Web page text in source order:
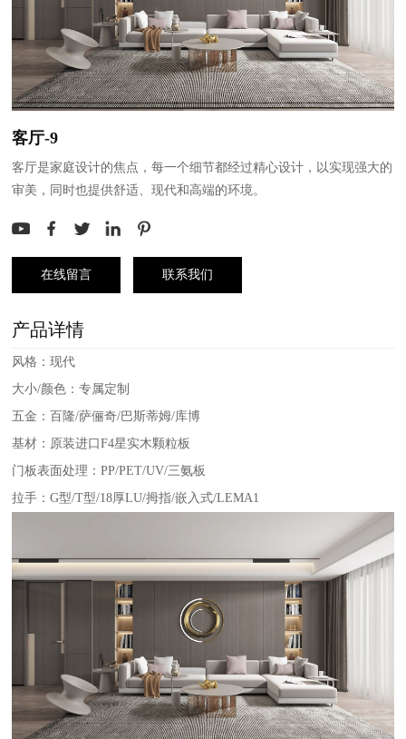
客厅-9
客厅是家庭设计的焦点，每一个细节都经过精心设计，以实现强大的
审美，同时也提供舒适、现代和高端的环境。
在线留言 联系我们
产品详情
风格：现代
大小/颜色：专属定制
五金：百隆/萨俪奇/巴斯蒂姆/库博
基材：原装进口F4星实木颗粒板
门板表面处理：PP/PET/UV/三氨板
拉手：G型/T型/18厚LU/拇指/嵌入式/LEMA1